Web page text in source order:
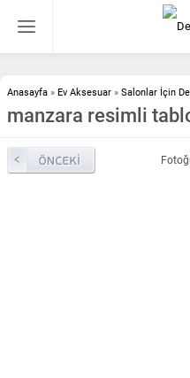
Anasayfa » Ev Aksesuar » Salonlar İçin
manzara resimli